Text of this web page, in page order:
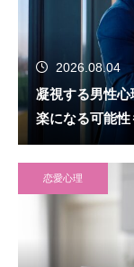
2026.08.04
凝視する男性
楽になる可能性
恋愛心理